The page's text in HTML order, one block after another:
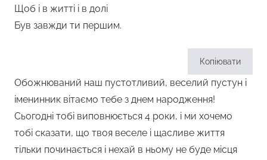
Щоб і в житті і в долі
Був завжди ти першим.
Копіювати
Обожнюваний наш пустотливий, веселий пустун і
іменинник вітаємо тебе з днем народження!
Сьогодні тобі виповнюється 4 роки, і ми хочемо
тобі сказати, що твоя веселе і щасливе життя
тільки починається і нехай в ньому не буде місця